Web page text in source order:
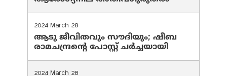
2024 March 28
ആടു ജീവിതവും സൗദിയും; ഷീബ
രാമചന്ദ്രന്റെ പോസ്റ്റ് ചര്‍ച്ചയായി
2024 March 28